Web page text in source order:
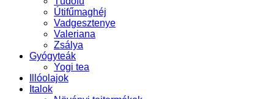
Útifűmaghéj
Vadgesztenye
Valeriana
Zsálya
Gyógyteák
Yogi tea
Illóolajok
Italok